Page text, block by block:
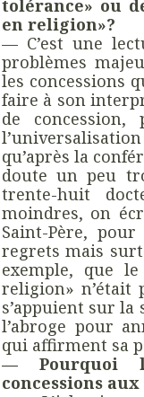
tolérance» ou
en religion»?
— C’est une
problèmes
les concessions
faire à son
de
qu’après la
doute un peu
trente-huit
moindres, on
Saint-Père,
regrets mais
exemple, que
religion» n’était
s’appuient sur
l’abroge pour
qui affirment sa
— Pourquoi
concessions